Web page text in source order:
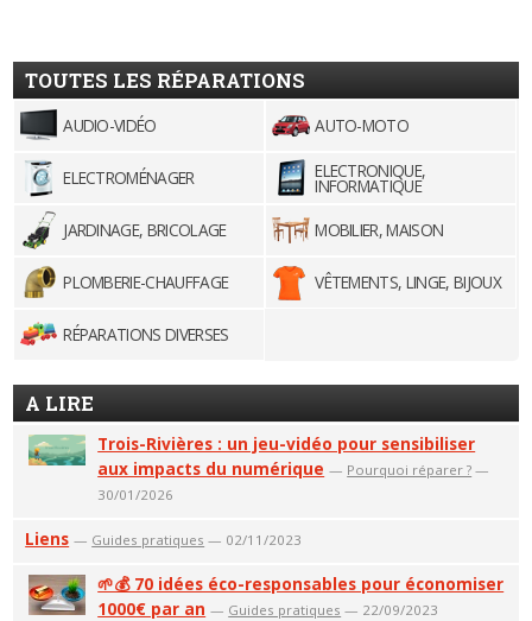
TOUTES LES RÉPARATIONS
AUDIO-VIDÉO AUTO-MOTO
ELECTROMÉNAGER ELECTRONIQUE,
INFORMATIQUE
JARDINAGE, BRICOLAGE
MOBILIER, MAISON
PLOMBERIE-CHAUFFAGE VÊTEMENTS, LINGE, BIJOUX
RÉPARATIONS DIVERSES
A LIRE
Trois-Rivières : un jeu-vidéo pour sensibiliser
aux impacts du numérique — Pourquoi réparer ? —
30/01/2026
Liens — Guides pratiques — 02/11/2023
🌱💰 70 idées éco-responsables pour économiser
1000€ par an — Guides pratiques — 22/09/2023